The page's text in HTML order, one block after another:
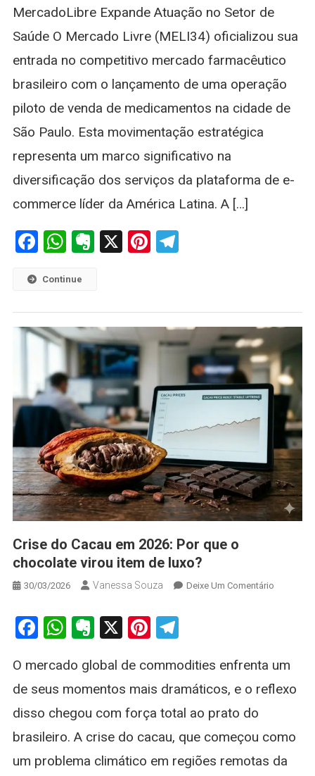
Setor
MercadoLibre Expande Atuação no Setor de
Saúde O Mercado Livre (MELI34) oficializou sua
entrada no competitivo mercado farmacêutico
brasileiro com o lançamento de uma operação
piloto de venda de medicamentos na cidade de
São Paulo. Esta movimentação estratégica
representa um marco significativo na
diversificação dos serviços da plataforma de e-
commerce líder da América Latina. A […]
Facebook
WhatsApp
Evernote
X Pinterest
Telegram
Continue
Crise do Cacau em 2026: Por que o
chocolate virou item de luxo?
30/03/2026 Vanessa Souza Deixe Um ComentárioOn
2026:
Por
Item
Facebook
WhatsApp
Evernote
X Pinterest
Telegram
O mercado global de commodities enfrenta um
de seus momentos mais dramáticos, e o reflexo
disso chegou com força total ao prato do
brasileiro. A crise do cacau, que começou como
um problema climático em regiões remotas da